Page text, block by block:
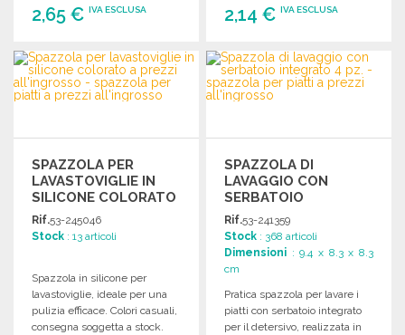
2,65 € IVA ESCLUSA
ORDINARE
Richiedi un preventivo
2,14 €IVA ESCLUSA
ORDINARE
Richiedi un preventivo
SPAZZOLA PER
LAVASTOVIGLIE IN
SILICONE COLORATO
Rif.53-245046
Stock : 13 articoli
Spazzola in silicone per
lavastoviglie, ideale per una
pulizia efficace. Colori casuali,
consegna soggetta a stock.
SPAZZOLA DI
LAVAGGIO CON
SERBATOIO
INTEGRATO 4 PZ.
Rif.53-241359
Stock : 368 articoli
Dimensioni : 9.4 x 8.3 x 8.3
cm
Pratica spazzola per lavare i
piatti con serbatoio integrato
per il detersivo, realizzata in